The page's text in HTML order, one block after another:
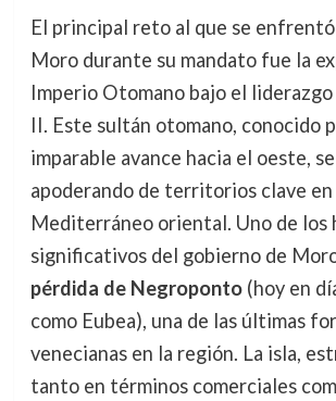
El principal reto al que se
Moro durante su mandato fue la
Imperio Otomano bajo el
II. Este sultán otomano, conocido
imparable avance hacia el oeste,
apoderando de territorios clave en
Mediterráneo oriental. Uno de los
significativos del gobierno de
pérdida de Negroponto(hoy en
como Eubea), una de las últimas
venecianas en la región. La isla,
tanto en términos comerciales